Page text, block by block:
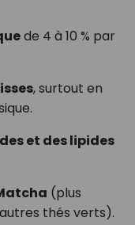
de 4 à 10 % par
, surtout en
et des lipides
(plus
thés verts).